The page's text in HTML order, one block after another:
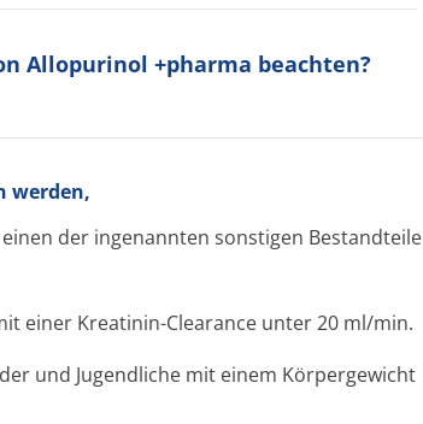
Allopurinol +pharma beachten?
werden,
der ingenannten sonstigen Bestandteile
einer Kreatinin-Clearance unter 20 ml/min.
und Jugendliche mit einem Körpergewicht